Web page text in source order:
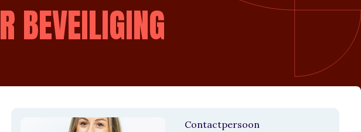
BEVEILIGING
Contactpersoon